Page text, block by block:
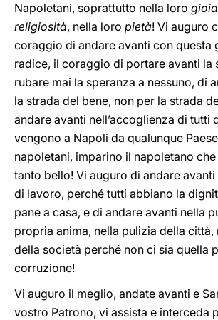
Napoletani, soprattutto nella loro
religiosità, nella loro pietà! Vi auguro
coraggio di andare avanti con questa
radice, il coraggio di portare avanti la
rubare mai la speranza a nessuno, di
la strada del bene, non per la strada
andare avanti nell’accoglienza di tutti
vengono a Napoli da qualunque
napoletani, imparino il napoletano
tanto bello! Vi auguro di andare
di lavoro, perché tutti abbiano la
pane a casa, e di andare avanti nella
propria anima, nella pulizia della città,
della società perché non ci sia quella
corruzione!
Vi auguro il meglio, andate avanti e
vostro Patrono, vi assista e interceda